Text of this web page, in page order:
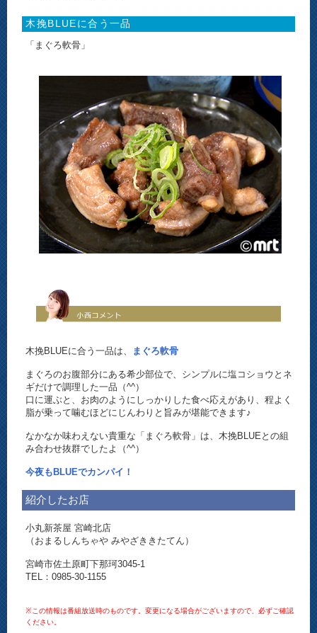
木挽BLUEに合う一品
「まぐろ軟骨」
木挽BLUEに合う一品は、 まぐろ軟骨
まぐろのお腹部分にある希少部位で、シンプルに塩コショウとネ
ギだけで調理した一品（^^）
口に運ぶと、お肉のようにしっかりした食べ応えがあり、程よく
脂が乗って噛むほどにじんわりと旨みが堪能できます♪
なかなか味わえない貴重な「まぐろ軟骨」は、木挽BLUEとの組
み合わせ抜群でしたよ（^^）
今夜もBLUEでカンパイ！
紹介したお店
小丸新茶屋 宮崎北店
（おまるしんちゃや みやざききたてん）
宮崎市佐土原町下那珂3045-1
TEL：0985-30-1155
※この情報は番組放送時のものです。変更になる場合がございますので、必ずご確認
ください。